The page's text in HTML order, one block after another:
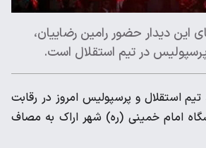
این دیدار حضور رامین رضاییان،
در تیم استقلال است.
تیم استقلال و پرسپولیس امروز در رقابت
امام خمینی (ره) شهر اراک به مصاف